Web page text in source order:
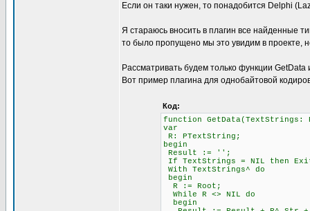
Если он таки нужен, то понадобится Delphi
Я стараюсь вносить в плагин все найденные
то было пропущено мы это увидим в проекте,
Рассматривать будем только функции
Вот пример плагина для однобайтовой
Код:
function
var
R: PTextString;
begin
Result := '';
If TextStrings = NIL then
With TextStrings^ do
begin
R := Root;
While R <> NIL do
begin